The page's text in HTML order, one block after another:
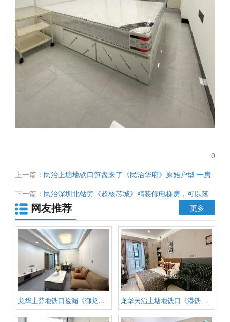
0
上一篇： 民治上塘地铁口笋盘来了《民治华府》原始户型 一房
总价36.8万起
下一篇： 民治深圳北站旁《超核芯城》精装修电梯房，可以落
户背书包，总价36.8万起
网友推荐 更多
龙华上芬地铁口捡漏《御龙佳园》 龙华民治上塘地铁口《港铁壹号》